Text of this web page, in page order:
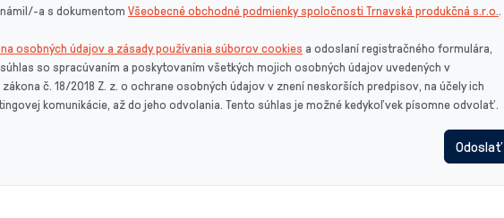
a s dokumentom Všeobecné obchodné podmienky spoločnosti Trnavská produkčná s.r.o..
osobných údajov a zásady používania súborov cookies a odoslaní registračného formulára,
so spracúvaním a poskytovaním všetkých mojich osobných údajov uvedených v
č. 18/2018 Z. z. o ochrane osobných údajov v znení neskorších predpisov, na účely ich
komunikácie, až do jeho odvolania. Tento súhlas je možné kedykoľvek písomne odvolať.
Odoslať